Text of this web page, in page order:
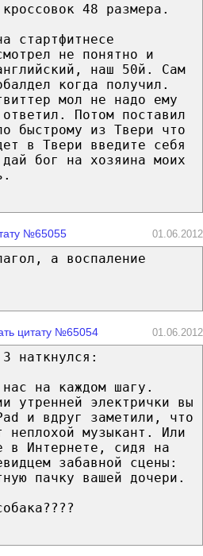
48 размера.
стартфитнесе
не понятно и
наш 50й. Сам
когда получил.
мол не надо ему
Потом поставил
быстрому из Твери что
в Твери введите себя
бог на хозяина моих
№65055 01.06.2012
а воспаление
цитату №65054 01.06.2012
наткнулся:
нас на каждом шагу.
утренней электрички вы
и вдруг заметили, что
неплохой музыкант. Или
в Интернете, сидя на
забавной сцены:
пачку вашей дочери.